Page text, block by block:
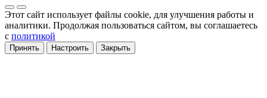
Этот сайт использует файлы cookie, для улучшения работы и
аналитики. Продолжая пользоваться сайтом, вы соглашаетесь
с политикой
Принять Настроить Закрыть